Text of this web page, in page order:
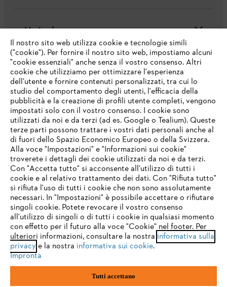
L'azienda
Domande frequenti
Assistenza
Protezione dati Nota legale Cookies
Informazioni legali
STIHL VERTRIEBS AG, 8617 Mönchaltorf
IHR BROWSER WIRD NICHT
UNTERSTÜTZT
Sie nutzen einen Browser, den wir noch nicht unterstützen. Für
eine optimale Nutzung unserer Seite empfehlen wir Ihnen, zu
einem der folgenden Browser zu wechseln:
firefox chrome
safari edge
Il nostro sito web utilizza cookie e tecnologie simili
("cookie"). Per fornire il nostro sito web, impostiamo alcuni
"cookie essenziali" anche senza il vostro consenso. Altri
cookie che utilizziamo per ottimizzare l'esperienza
dell'utente e fornire contenuti personalizzati, tra cui lo
studio del comportamento degli utenti, l'efficacia della
pubblicità e la creazione di profili utente completi, vengono
impostati solo con il vostro consenso. I cookie sono
utilizzati da noi e da terzi (ad es. Google o Tealium). Queste
terze parti possono trattare i vostri dati personali anche al
di fuori dello Spazio Economico Europeo o della Svizzera.
Alla voce "Impostazioni" e "Informazioni sui cookie"
troverete i dettagli dei cookie utilizzati da noi e da terzi.
Con "Accetta tutto" si acconsente all'utilizzo di tutti i
cookie e al relativo trattamento dei dati. Con "Rifiuta tutto"
si rifiuta l'uso di tutti i cookie che non sono assolutamente
necessari. In "Impostazioni" è possibile accettare o rifiutare
singoli cookie. Potete revocare il vostro consenso
all'utilizzo di singoli o di tutti i cookie in qualsiasi momento
con effetto per il futuro alla voce "Cookie" nel footer. Per
ulteriori informazioni, consultare la nostra informativa sulla
privacy e la nostra informativa sui cookie.
Impronta
Tutti accettano